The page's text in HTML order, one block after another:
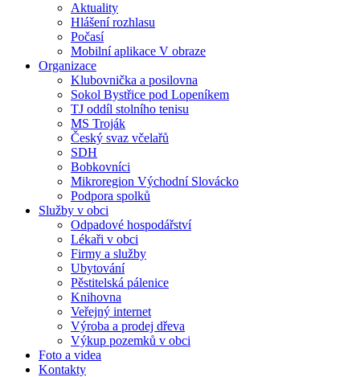
Aktuality
Hlášení rozhlasu
Počasí
Mobilní aplikace V obraze
Organizace
Klubovnička a posilovna
Sokol Bystřice pod Lopeníkem
TJ oddíl stolního tenisu
MS Troják
Český svaz včelařů
SDH
Bobkovníci
Mikroregion Východní Slovácko
Podpora spolků
Služby v obci
Odpadové hospodářství
Lékaři v obci
Firmy a služby
Ubytování
Pěstitelská pálenice
Knihovna
Veřejný internet
Výroba a prodej dřeva
Výkup pozemků v obci
Foto a videa
Kontakty